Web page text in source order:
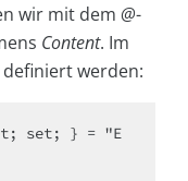
wir mit dem @-
Content. Im
definiert werden:
set; } = "E